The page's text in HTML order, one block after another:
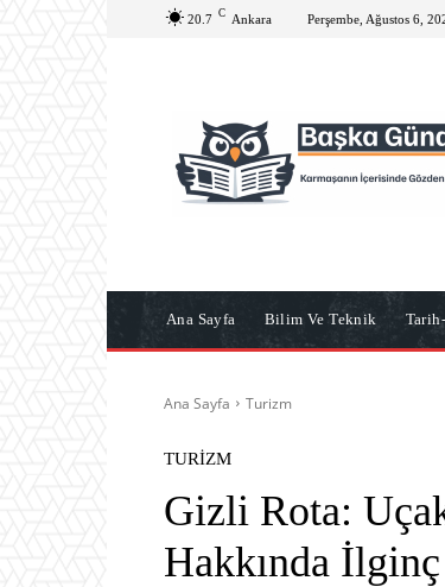
20.7 C Ankara Perşembe, Ağustos 6,
Ana Sayfa Bilim Ve Teknik
Ana Sayfa Turizm
TURIZM
Gizli Rota:
Hakkında